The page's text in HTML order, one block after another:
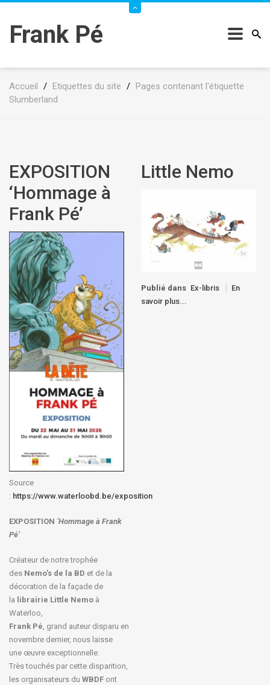
Frank Pé
Accueil / Etiquettes du site / Pages contenant l'étiquette
Slumberland
EXPOSITION
‘Hommage à
Frank Pé’
Source
: https://www.waterloobd.be/exposition
EXPOSITION ‘Hommage à Frank
Pé’
Créateur de notre trophée
des Nemo’s de la BD et de la
décoration de la façade de
la librairie Little Nemo à
Waterloo,
Frank Pé, grand auteur disparu en
novembre dernier, nous laisse
une œuvre exceptionnelle.
Très touchés par cette disparition,
les organisateurs du WBDF ont
Little Nemo
Publié dans Ex-libris
En
savoir plus...